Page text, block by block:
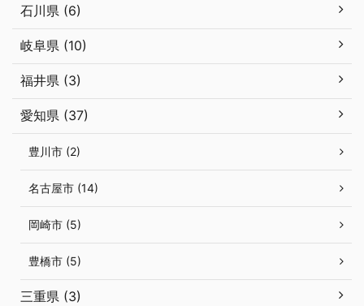
石川県 (6)
岐阜県 (10)
福井県 (3)
愛知県 (37)
豊川市 (2)
名古屋市 (14)
岡崎市 (5)
豊橋市 (5)
三重県 (3)